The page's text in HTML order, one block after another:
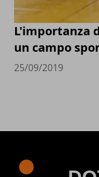
L'importanza
un campo
25/09/2019